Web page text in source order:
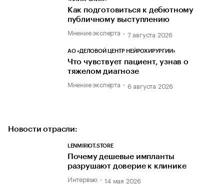
Как подготовиться к дебютному
публичному выступлению
Мнение эксперта 7 августа 2026
АО «ДЕЛОВОЙ ЦЕНТР НЕЙРОХИРУРГИИ»
Что чувствует пациент, узнав о
тяжелом диагнозе
Мнение эксперта 6 августа 2026
Новости отрасли:
LENMIRIOT.STORE
Почему дешевые импланты
разрушают доверие к клинике
Интервью 14 мая 2026